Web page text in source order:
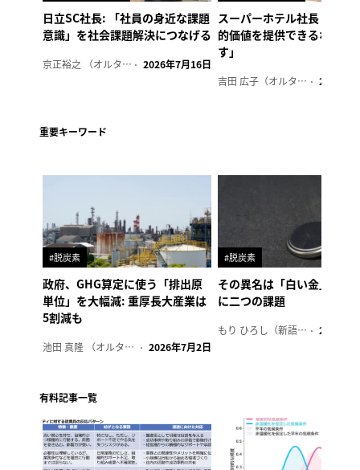
日立SC社長: 「社員の身近な課題
意識」を社会課題解決につなげる
京正裕之 （オルタナ副編集長） 2026年7月16日
スーパーホテル社長「地域
的価値を提供できるホテル
す」
吉田 広子（オルタナ輪番編集長） 2026年6
重要キーワード
#脱炭素
政府、GHG算定に使う「排出原
単位」を大幅減: 重厚長大産業は
5割減も
池田 真隆 （オルタナ輪番編集長） 2026年7月2日
#脱炭素
その異名は「白い金」、リ
に二つの課題
もり ひろし（新語ウォッチャー） 2023年7
有料記事一覧